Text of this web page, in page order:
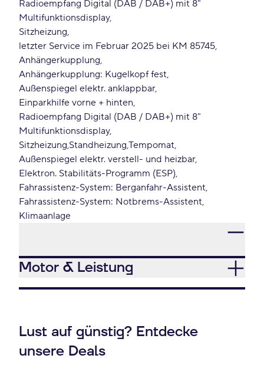
Radioempfang Digital (DAB / DAB+) mit 8"
Multifunktionsdisplay
Sitzheizung
letzter Service im Februar 2025 bei KM 85745
Anhängerkupplung
Anhängerkupplung: Kugelkopf fest
Außenspiegel elektr. anklappbar
Einparkhilfe vorne + hinten
Radioempfang Digital (DAB / DAB+) mit 8"
Multifunktionsdisplay
Sitzheizung Standheizung Tempomat
Außenspiegel elektr. verstell- und heizbar
Elektron. Stabilitäts-Programm (ESP)
Fahrassistenz-System: Berganfahr-Assistent
Fahrassistenz-System: Notbrems-Assistent
Klimaanlage
Motor & Leistung
Lust auf günstig? Entdecke
unsere Deals